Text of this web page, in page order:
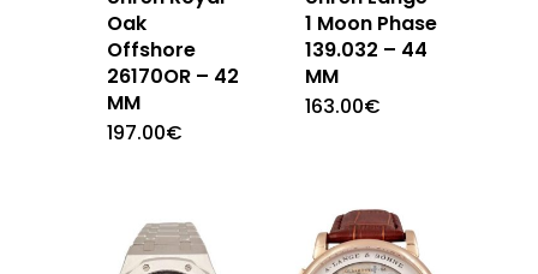
Oak
Offshore
26170OR – 42
MM
197.00€
1 Moon Phase
139.032 – 44
MM
163.00€